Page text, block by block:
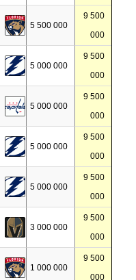
5 500 000
9 500
000
5 000 000
9 500
000
5 000 000
9 500
000
5 000 000
9 500
000
5 000 000
9 500
000
3 000 000
9 500
000
1 000 000
9 500
000